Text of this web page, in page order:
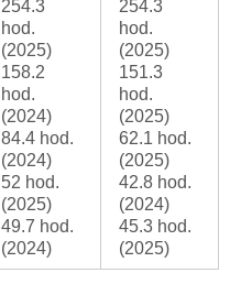
254.3
hod.
(2025)
158.2
hod.
(2024)
84.4 hod.
(2024)
52 hod.
(2025)
49.7 hod.
(2024)
254.3
hod.
(2025)
151.3
hod.
(2025)
62.1 hod.
(2025)
42.8 hod.
(2024)
45.3 hod.
(2025)